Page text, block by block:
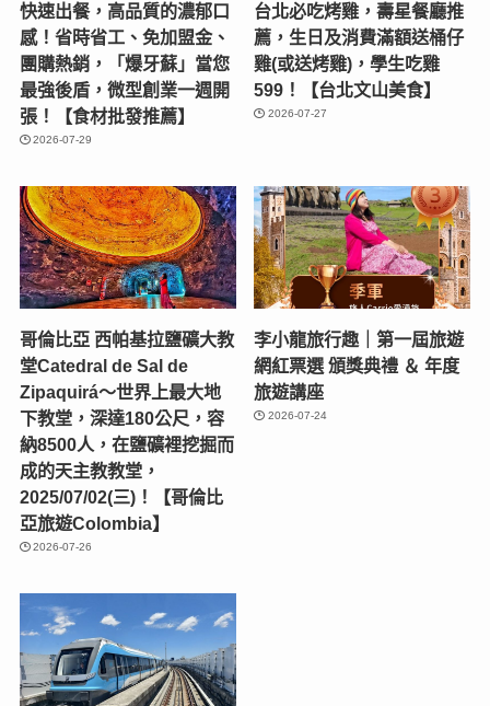
快速出餐，高品質的濃郁口
感！省時省工、免加盟金、
團購熱銷，「爆牙蘇」當您
最強後盾，微型創業一週開
張！【食材批發推薦】
2026-07-29
台北必吃烤雞，壽星餐廳推
薦，生日及消費滿額送桶仔
雞(或送烤雞)，學生吃雞
599！【台北文山美食】
2026-07-27
哥倫比亞 西帕基拉鹽礦大教
堂Catedral de Sal de
Zipaquirá～世界上最大地
下教堂，深達180公尺，容
納8500人，在鹽礦裡挖掘而
成的天主教教堂，
2025/07/02(三)！【哥倫比
亞旅遊Colombia】
2026-07-26
李小龍旅行趣｜第一屆旅遊
網紅票選 頒獎典禮 ＆ 年度
旅遊講座
2026-07-24